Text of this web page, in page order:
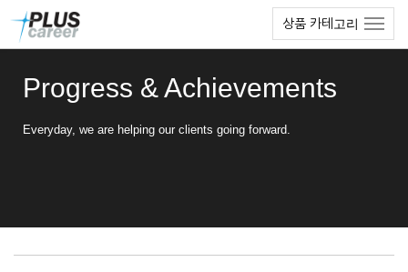
상품 카테고리
Progress & Achievements
Everyday, we are helping our clients going forward.